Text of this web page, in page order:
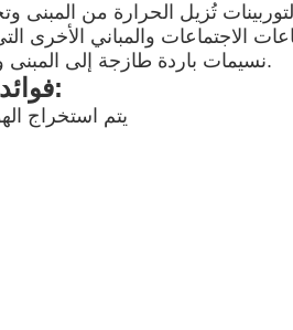
تُزيل الحرارة من المبنى
الاجتماعات والمباني الأخرى
نسيمات باردة طازجة إلى المبنى ويضمن نظافة، بيئة عمل أكثر برودة وصحة.
2فوائد أنظمة تهوية توربينات السطح:
1) يتم استخراج